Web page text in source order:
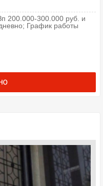
200.000-300.000 руб. и
График работы